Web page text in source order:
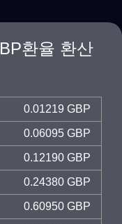
환율 환산
0.01219 GBP
0.06095 GBP
0.12190 GBP
0.24380 GBP
0.60950 GBP